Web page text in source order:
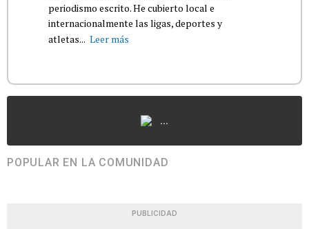
periodismo escrito. He cubierto local e
internacionalmente las ligas, deportes y
atletas... Leer más
...
POPULAR EN LA COMUNIDAD
PUBLICIDAD